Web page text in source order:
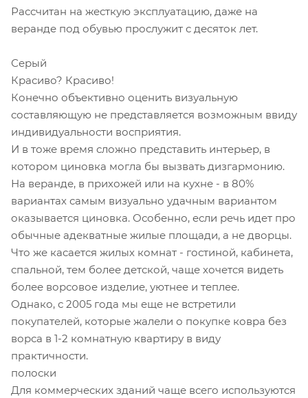
Рассчитан на жесткую эксплуатацию, даже на
веранде под обувью прослужит с десяток лет.
Серый
Красиво? Красиво!
Конечно объективно оценить визуальную
составляющую не представляется возможным ввиду
индивидуальности восприятия.
И в тоже время сложно представить интерьер, в
котором циновка могла бы вызвать дизгармонию.
На веранде, в прихожей или на кухне - в 80%
вариантах самым визуально удачным вариантом
оказывается циновка. Особенно, если речь идет про
обычные адекватные жилые площади, а не дворцы.
Что же касается жилых комнат - гостиной, кабинета,
спальной, тем более детской, чаще хочется видеть
более ворсовое изделие, уютнее и теплее.
Однако, с 2005 года мы еще не встретили
покупателей, которые жалели о покупке ковра без
ворса в 1-2 комнатную квартиру в виду
практичности.
полоски
Для коммерческих зданий чаще всего используются